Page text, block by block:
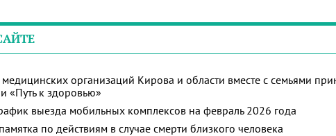
организаций Кирова и области вместе с семьями
«Путь к здоровью»
выезда мобильных комплексов на февраль 2026 года
по действиям в случае смерти близкого человека